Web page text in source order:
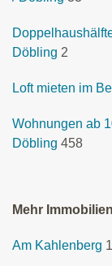
Döbling 2
Loft mieten im
Wohnungen ab
Döbling 458
Mehr
Am Kahlenberg